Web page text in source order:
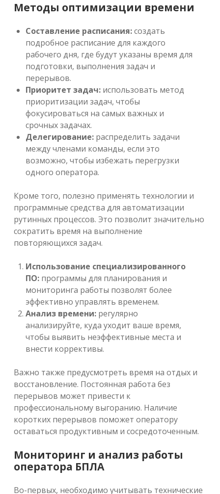
Методы оптимизации времени
Составление расписания:создать
подробное расписание для каждого
рабочего дня, где будут указаны время для
подготовки, выполнения задач и
перерывов.
Приоритет задач: использовать метод
приоритизации задач, чтобы
фокусироваться на самых важных и
срочных задачах.
Делегирование: распределить задачи
между членами команды, если это
возможно, чтобы избежать перегрузки
одного оператора.
Кроме того, полезно применять технологии и
программные средства для автоматизации
рутинных процессов. Это позволит значительно
сократить время на выполнение
повторяющихся задач.
Использование специализированного
ПО: программы для планирования и
мониторинга работы позволят более
эффективно управлять временем.
Анализ времени: регулярно
анализируйте, куда уходит ваше время,
чтобы выявить неэффективные места и
внести коррективы.
Важно также предусмотреть время на отдых и
восстановление. Постоянная работа без
перерывов может привести к
профессиональному выгоранию. Наличие
коротких перерывов поможет оператору
оставаться продуктивным и сосредоточенным.
Мониторинг и анализ работы
оператора БПЛА
Во-первых, необходимо учитывать технические